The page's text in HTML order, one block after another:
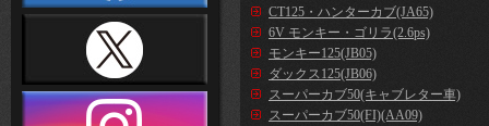
CT125・ハンターカブ(JA65)
6V モンキー・ゴリラ(2.6ps)
モンキー125(JB05)
ダックス125(JB06)
スーパーカブ50(キャブレター車)
スーパーカブ50(FI)(AA09)